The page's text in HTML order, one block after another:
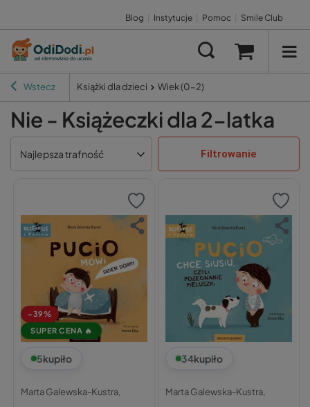
Blog Instytucje Pomoc Smile Club
Wstecz Książki dla dzieci Wiek (0-2)
Nie - Książeczki dla 2-latka
Najlepsza trafność Filtrowanie
-39%
SUPER CENA 🔥
5kupiło
Marta Galewska-Kustra,
34kupiło
Marta Galewska-Kustra,